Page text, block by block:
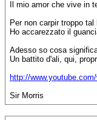
Il mio amor che vive in
Per non carpir troppo
Ho accarezzato il
Adesso so cosa
Un battito d'ali, qui,
http://
Sir Morris